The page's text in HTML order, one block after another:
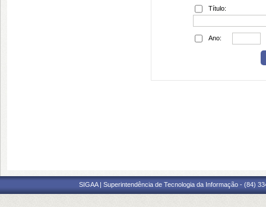
Título:
Ano:
SIGAA | Superintendência de Tecnologia da Informação - (84)